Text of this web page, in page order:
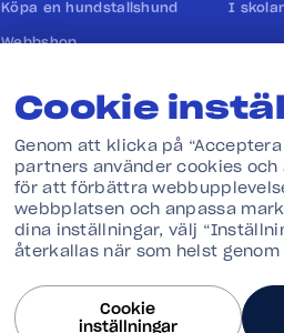
Cookie
Genom att klicka på
partners använder cookies
för att förbättra
webbplatsen och anpassa
dina inställningar, välj
återkallas när som helst
Cookie
inställningar
Köpa en hundstallshund
Webbshop
I